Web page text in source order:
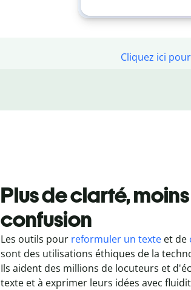
Cliquez ici
Plus de clarté,
confusion
Les outils pour reformuler un texte et de
sont des utilisations éthiques de la
Ils aident des millions de locuteurs et
texte et à exprimer leurs idées avec